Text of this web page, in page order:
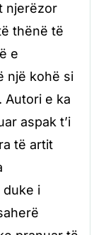
njerëzor
thënë të
e
një kohë si
Autori e ka
aspak t’i
të artit
i